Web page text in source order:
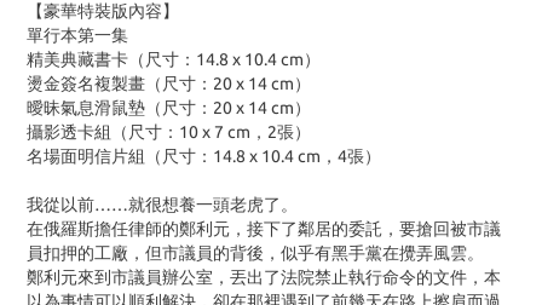
【豪華特裝版內容】
單行本第一集
精美典藏書卡（尺寸：14.8 x 10.4 cm）
燙金簽名複製畫（尺寸：20 x 14 cm）
曖昧氣息滑鼠墊（尺寸：20 x 14 cm）
攝影透卡組（尺寸：10 x 7 cm，2張）
名場面明信片組（尺寸：14.8 x 10.4 cm，4張）
我從以前……就很想養一頭老虎了。
在俄羅斯擔任律師的鄭利元，接下了鄰居的委託，要搶回被市議
員扣押的工廠，但市議員的背後，似乎有黑手黨在攪弄風雲。
鄭利元來到市議員辦公室，丟出了法院禁止執行命令的文件，本